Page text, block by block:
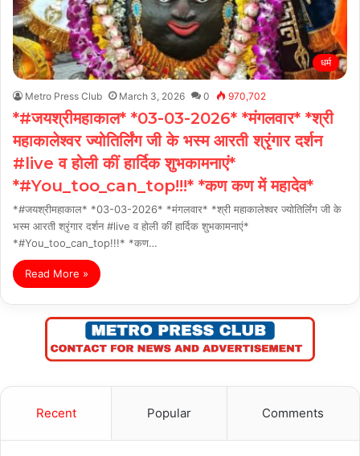
धर्म
Metro Press Club March 3, 2026 0 970,702
*#जयश्रीमहाकाल* *03-03-2026* *मंगलवार* *श्री
महाकालेश्वर ज्योतिर्लिंग जी के भस्म आरती श्रृंगार दर्शन
#live व होली कीं हार्दिक शुभकामनाएं*
*#You_too_can_top!!!* *कण कण में महादेव*
*#जयश्रीमहाकाल* *03-03-2026* *मंगलवार* *श्री महाकालेश्वर ज्योतिर्लिंग जी के
भस्म आरती श्रृंगार दर्शन #live व होली कीं हार्दिक शुभकामनाएं*
*#You_too_can_top!!!* *कण…
Read More »
Recent Popular Comments